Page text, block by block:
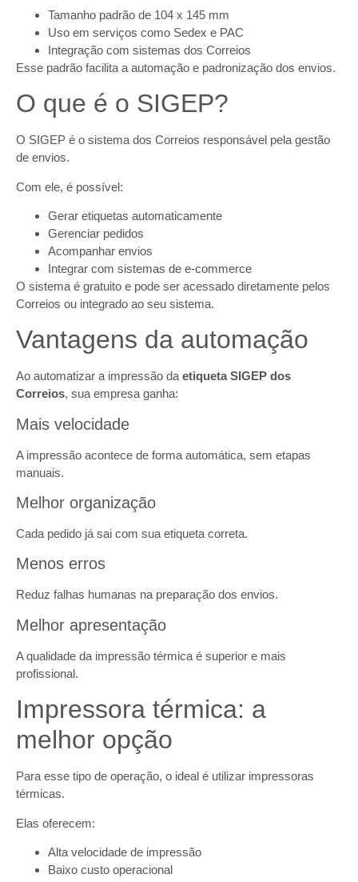
Tamanho padrão de 104 x 145 mm
Uso em serviços como Sedex e PAC
Integração com sistemas dos Correios
Esse padrão facilita a automação e padronização dos envios.
O que é o SIGEP?
O SIGEP é o sistema dos Correios responsável pela gestão
de envios.
Com ele, é possível:
Gerar etiquetas automaticamente
Gerenciar pedidos
Acompanhar envios
Integrar com sistemas de e-commerce
O sistema é gratuito e pode ser acessado diretamente pelos
Correios ou integrado ao seu sistema.
Vantagens da automação
Ao automatizar a impressão da etiqueta SIGEP dos
Correios, sua empresa ganha:
Mais velocidade
A impressão acontece de forma automática, sem etapas
manuais.
Melhor organização
Cada pedido já sai com sua etiqueta correta.
Menos erros
Reduz falhas humanas na preparação dos envios.
Melhor apresentação
A qualidade da impressão térmica é superior e mais
profissional.
Impressora térmica: a
melhor opção
Para esse tipo de operação, o ideal é utilizar impressoras
térmicas.
Elas oferecem:
Alta velocidade de impressão
Baixo custo operacional